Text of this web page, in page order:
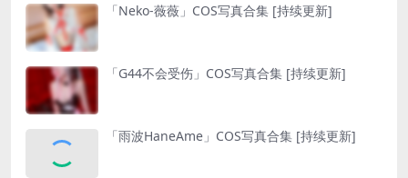
「Neko-薇薇」COS写真合集 [持续更新]
「G44不会受伤」COS写真合集 [持续更新]
「雨波HaneAme」COS写真合集 [持续更新]